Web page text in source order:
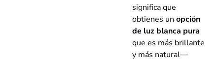
significa que
obtienes un opción
de luz blanca pura
que es más brillante
y más natural—